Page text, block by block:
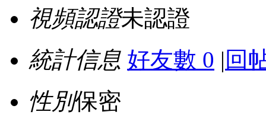
視頻認證未認證
統計信息 好友數 0 | 回
性別保密